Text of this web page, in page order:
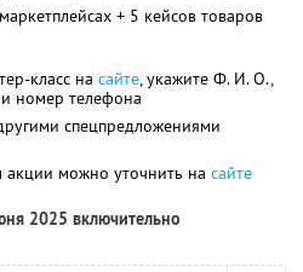
+ 5 кейсов товаров
класс на сайте, укажите Ф. И. О.,
номер телефона
спецпредложениями
можно уточнить на сайте
2025 включительно